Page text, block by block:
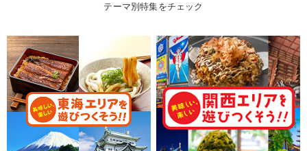
テーマ別特集をチェック